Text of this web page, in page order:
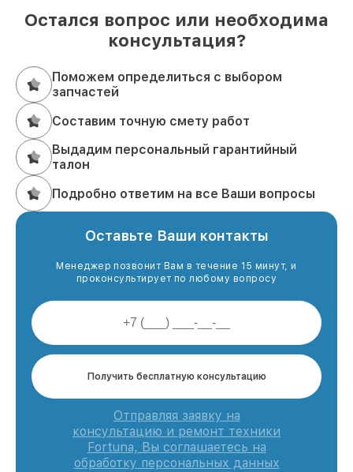
Остался вопрос или необходима
консультация?
Поможем определиться с выбором
запчастей
Составим точную смету работ
Выдадим персональный гарантийный
талон
Подробно ответим на все Ваши вопросы
Оставьте Ваши контакты
Менеджер позвонит Вам в течение 15 минут, и
проконсультирует по любому вопросу
Получить бесплатную консультацию
Отправляя заявку на
консультацию и ремонт техники
Fortuna, Вы соглашаетесь на
обработку персональных данных